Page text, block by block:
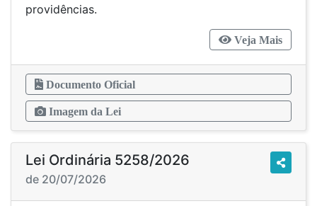
providências.
Veja Mais
Documento Oficial
Imagem da Lei
Lei Ordinária 5258/2026
de 20/07/2026